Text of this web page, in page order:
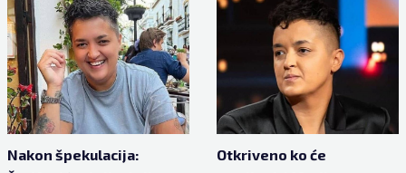
Nakon špekulacija:
Otkriveno ko će